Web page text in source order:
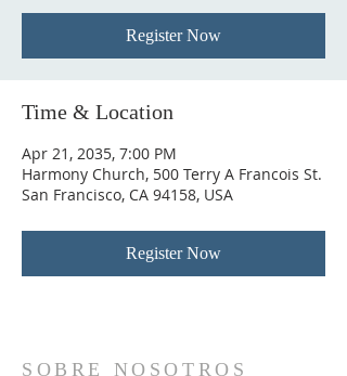
Register Now
Time & Location
Apr 21, 2035, 7:00 PM
Harmony Church, 500 Terry A Francois St.
San Francisco, CA 94158, USA
Register Now
SOBRE NOSOTROS